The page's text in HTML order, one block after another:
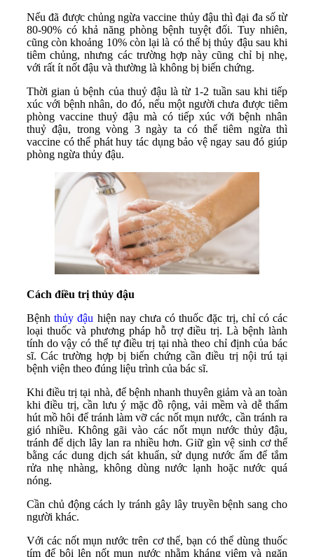
Nếu đã được chủng ngừa vaccine thủy đậu thì đại đa số từ
80-90% có khả năng phòng bệnh tuyệt đối. Tuy nhiên,
cũng còn khoảng 10% còn lại là có thể bị thủy đậu sau khi
tiêm chủng, nhưng các trường hợp này cũng chỉ bị nhẹ,
với rất ít nốt đậu và thường là không bị biến chứng.
Thời gian ủ bệnh của thuỷ đậu là từ 1-2 tuần sau khi tiếp
xúc với bệnh nhân, do đó, nếu một người chưa được tiêm
phòng vaccine thuỷ đậu mà có tiếp xúc với bệnh nhân
thuỷ đậu, trong vòng 3 ngày ta có thể tiêm ngừa thì
vaccine có thể phát huy tác dụng bảo vệ ngay sau đó giúp
phòng ngừa thủy đậu.
Cách điều trị thủy đậu
Bệnhthủy đậu hiện nay chưa có thuốc đặc trị, chỉ có các
loại thuốc và phương pháp hỗ trợ điều trị. Là bệnh lành
tính do vậy có thể tự điều trị tại nhà theo chỉ định của bác
sĩ. Các trường hợp bị biến chứng cần điều trị nội trú tại
bệnh viện theo đúng liệu trình của bác sĩ.
Khi điều trị tại nhà, để bệnh nhanh thuyên giảm và an toàn
khi điều trị, cần lưu ý mặc đồ rộng, vải mềm và dễ thấm
hút mồ hôi để tránh làm vỡ các nốt mụn nước, cần tránh ra
gió nhiều. Không gãi vào các nốt mụn nước thủy đậu,
tránh để dịch lây lan ra nhiều hơn. Giữ gìn vệ sinh cơ thể
bằng các dung dịch sát khuẩn, sử dụng nước ấm để tắm
rửa nhẹ nhàng, không dùng nước lạnh hoặc nước quá
nóng.
Cần chủ động cách ly tránh gây lây truyền bệnh sang cho
người khác.
Với các nốt mụn nước trên cơ thể, bạn có thể dùng thuốc
tím để bôi lên nốt mụn nước nhằm kháng viêm và ngăn